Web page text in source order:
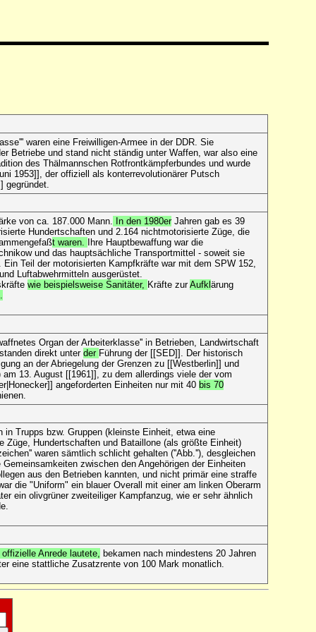
waren eine Freiwilligen-Armee in der DDR. Sie
Betriebe und stand nicht ständig unter Waffen, war also eine
des Thälmannschen Rotfrontkämpferbundes und wurde
1953]], der offiziell als konterrevolutionärer Putsch
gegründet.
von ca. 187.000 Mann. In den 1980erJahren gab es 39
Hundertschaften und 2.164 nichtmotorisierte Züge, die
t waren.
Ihre Hauptbewaffung war die
und das hauptsächliche Transportmittel - soweit sie
Ein Teil der motorisierten Kampfkräfte war mit dem SPW 152,
Luftabwehrmitteln ausgerüstet.
wie beispielsweise Sanitäter, Kräfte zurAufklärung
Organ der Arbeiterklasse'' in Betrieben, Landwirtschaft
direkt unterder Führung der [[SED]]. Der historisch
an der Abriegelung der Grenzen zu [[Westberlin]] und
13. August [[1961]], zu dem allerdings viele der vom
angeforderten Einheiten nur mit 40 bis 70
in Trupps bzw. Gruppen (kleinste Einheit, etwa eine
Züge, Hundertschaften und Bataillone (als größte Einheit)
waren sämtlich schlicht gehalten (''Abb.''), desgleichen
zwischen den Angehörigen der Einheiten
aus den Betrieben kannten, und nicht primär eine straffe
die "Uniform" ein blauer Overall mit einer am linken Oberarm
ein olivgrüner zweiteiliger Kampfanzug, wie er sehr ähnlich
Anrede lautete,
bekamen nach mindestens 20 Jahren
eine stattliche Zusatzrente von 100 Mark monatlich.